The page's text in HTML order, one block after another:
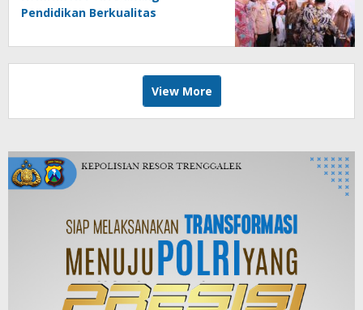
Pendidikan Berkualitas
View More